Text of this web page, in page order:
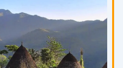
In On Board 13:00-14:00
Lombok Harbour 14:00
Island Lombok
Bay Whaleshark
Savana Beach